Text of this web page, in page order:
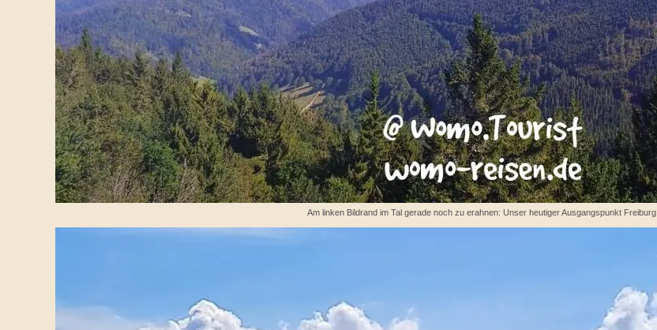
Am linken Bildrand im Tal gerade noch zu erahnen: Unser heutiger Ausgangspunkt Freiburg